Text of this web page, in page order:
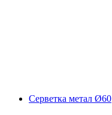
Серветка метал Ø60